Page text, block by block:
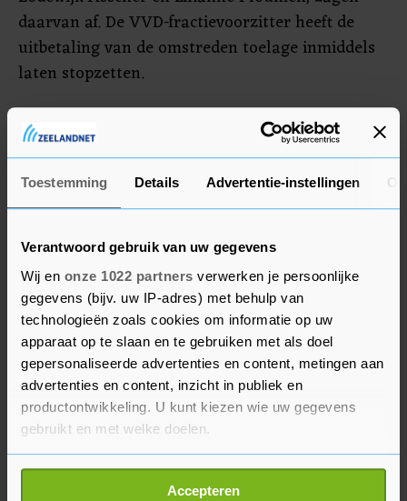
Toestemming Details Advertentie-instellingen
Verantwoord gebruik van uw gegevens
Wij en onze 1022 partners verwerken je persoonlijke
gegevens (bijv. uw IP-adres) met behulp van
technologieën zoals cookies om informatie op uw
apparaat op te slaan en te gebruiken met als doel
gepersonaliseerde advertenties en content, metingen aan
advertenties en content, inzicht in publiek en
productontwikkeling. U kunt kiezen wie uw gegevens
gebruikt en met welke doelen.
Als u het toestaat, willen we ook graag:
Informatie verzamelen over uw geografische
Accepteren
daarvan af. De VVD-fractievoorzitter heeft de
uitbetaling van de omstreden toelage inmiddels
laten stopzetten.
Volgens de peiling van De Hond vindt 60 procent
van de kiezers dat Dijkhoff zijn reeds ontvangen
wachtgeld toch nog moet terugstorten.